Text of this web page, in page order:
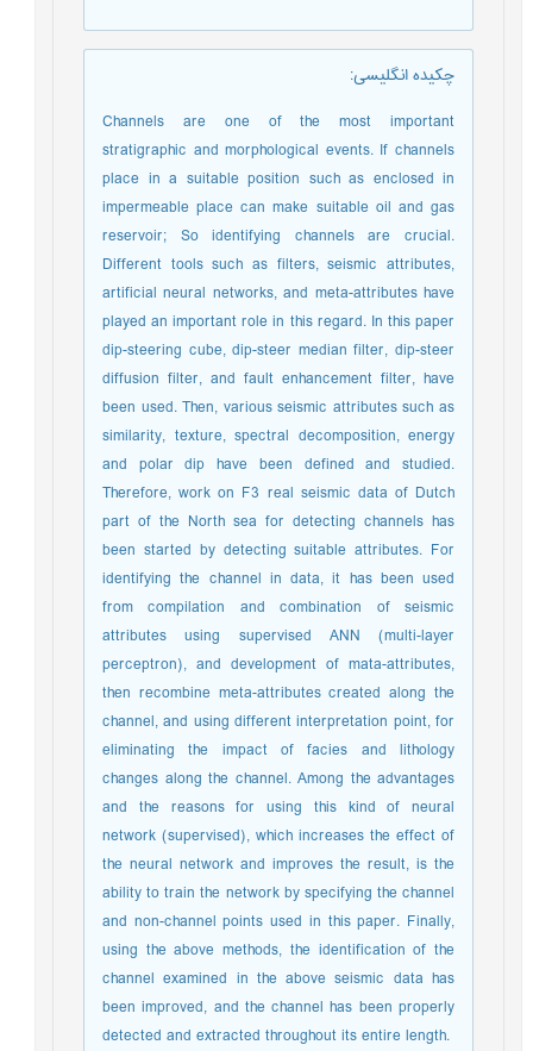
چکیده انگلیسی:
Channels are one of the most important
stratigraphic and morphological events. If channels
place in a suitable position such as enclosed in
impermeable place can make suitable oil and gas
reservoir; So identifying channels are crucial.
Different tools such as filters, seismic attributes,
artificial neural networks, and meta-attributes have
played an important role in this regard. In this paper
dip-steering cube, dip-steer median filter, dip-steer
diffusion filter, and fault enhancement filter, have
been used. Then, various seismic attributes such as
similarity, texture, spectral decomposition, energy
and polar dip have been defined and studied.
Therefore, work on F3 real seismic data of Dutch
part of the North sea for detecting channels has
been started by detecting suitable attributes. For
identifying the channel in data, it has been used
from compilation and combination of seismic
attributes using supervised ANN (multi-layer
perceptron), and development of mata-attributes,
then recombine meta-attributes created along the
channel, and using different interpretation point, for
eliminating the impact of facies and lithology
changes along the channel. Among the advantages
and the reasons for using this kind of neural
network (supervised), which increases the effect of
the neural network and improves the result, is the
ability to train the network by specifying the channel
and non-channel points used in this paper. Finally,
using the above methods, the identification of the
channel examined in the above seismic data has
been improved, and the channel has been properly
detected and extracted throughout its entire length.